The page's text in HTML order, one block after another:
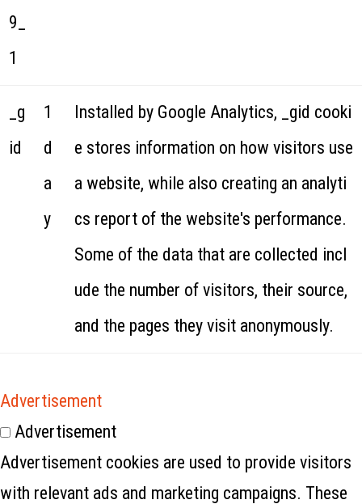
9_
1
_g
id
1
d
a
y
Installed by Google Analytics, _gid cooki
e stores information on how visitors use
a website, while also creating an analyti
cs report of the website's performance.
Some of the data that are collected incl
ude the number of visitors, their source,
and the pages they visit anonymously.
Advertisement
Advertisement
Advertisement cookies are used to provide visitors
with relevant ads and marketing campaigns. These